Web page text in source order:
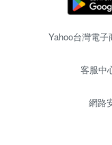
Yahoo台灣電
客服中
網路